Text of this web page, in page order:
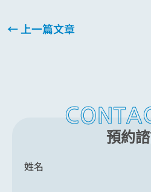
←上一篇文章
預約
姓名